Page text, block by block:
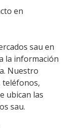
en
sau en
la información
Nuestro
teléfonos,
ubican las
sau.